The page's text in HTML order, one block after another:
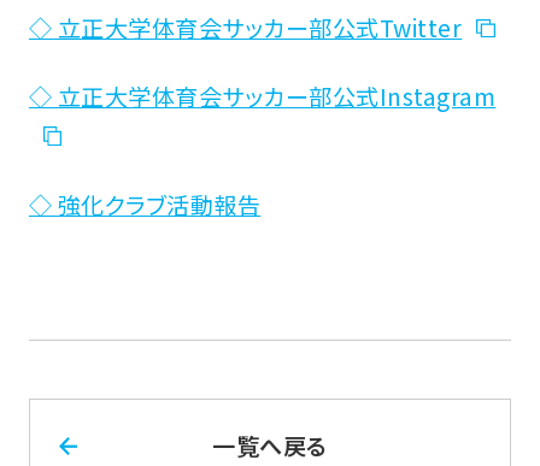
◇ 立正大学体育会サッカー部公式Twitter
◇ 立正大学体育会サッカー部公式Instagram
◇ 強化クラブ活動報告
一覧へ戻る